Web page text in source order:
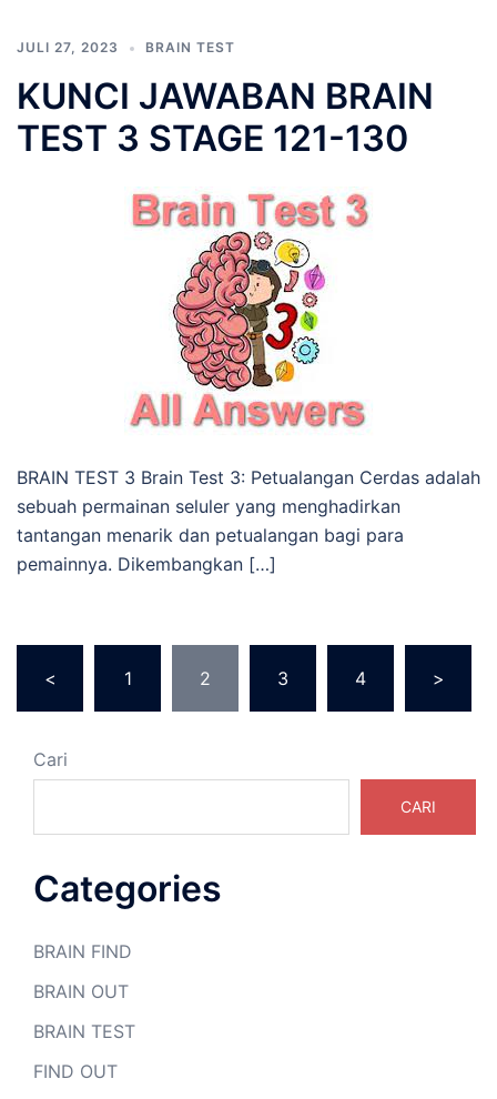
JULI 27, 2023 BRAIN TEST
KUNCI JAWABAN BRAIN
TEST 3 STAGE 121-130
BRAIN TEST 3 Brain Test 3: Petualangan Cerdas adalah
sebuah permainan seluler yang menghadirkan
tantangan menarik dan petualangan bagi para
pemainnya. Dikembangkan […]
Paginasi
< 1 2 3 4 >
Cari
CARI
Categories
BRAIN FIND
BRAIN OUT
BRAIN TEST
FIND OUT